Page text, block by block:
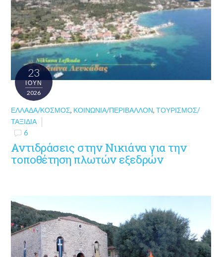
23
ΙΟΎΝ
2026
ΕΛΛΆΔΑ/ΚΌΣΜΟΣ, ΚΟΙΝΩΝΊΑ/ΠΕΡΙΒΆΛΛΟΝ,ΤΟΥΡΙΣΜΌΣ/
ΤΑΞΊΔΙΑ
6
Αντιδράσεις στην Νικιάνα για την
τοποθέτηση πλωτών εξεδρών